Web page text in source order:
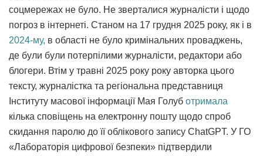
соцмережах не було. Не зверталися журналісти і щодо
погроз в інтернеті. Станом на 17 грудня 2025 року, як і в
2024-му, в області не було кримінальних проваджень,
де були були потерпілими журналісти, редактори або
блогери. Втім у травні 2025 року року авторка цього
тексту, журналістка та регіональна представниця
Інституту масової інформації Мая Голуб отримала
кілька сповіщень на електронну пошту щодо спроб
скидання паролю до її облікового запису ChatGPT. У ГО
«Лабораторія цифрової безпеки» підтвердили